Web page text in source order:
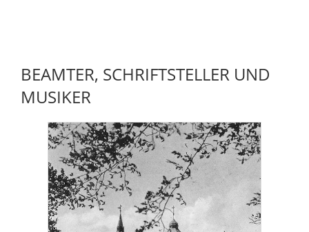
BEAMTER, SCHRIFTSTELLER UND
MUSIKER